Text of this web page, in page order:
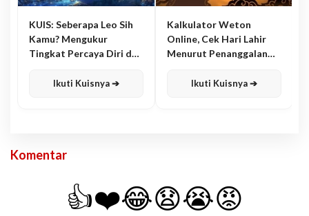
KUIS: Seberapa Leo Sih
Kamu? Mengukur
Tingkat Percaya Diri dan
Ikuti Kuisnya ➔
Kalkulator Weton
Online, Cek Hari Lahir
Menurut Penanggalan
Ikuti Kuisnya ➔
Komentar
👍❤️😂😧😭😡